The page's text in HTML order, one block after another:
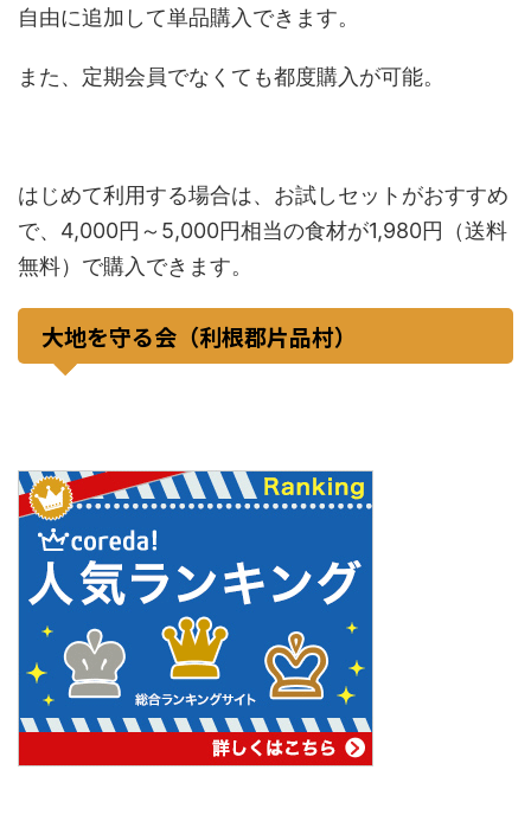
自由に追加して単品購入できます。
また、定期会員でなくても都度購入が可能。
はじめて利用する場合は、お試しセットがおすすめ
で、4,000円～5,000円相当の食材が1,980円（送料
無料）で購入できます。
大地を守る会（利根郡片品村）